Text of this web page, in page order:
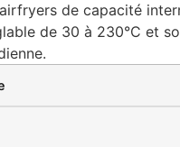
de capacité
de 30 à 230°C et